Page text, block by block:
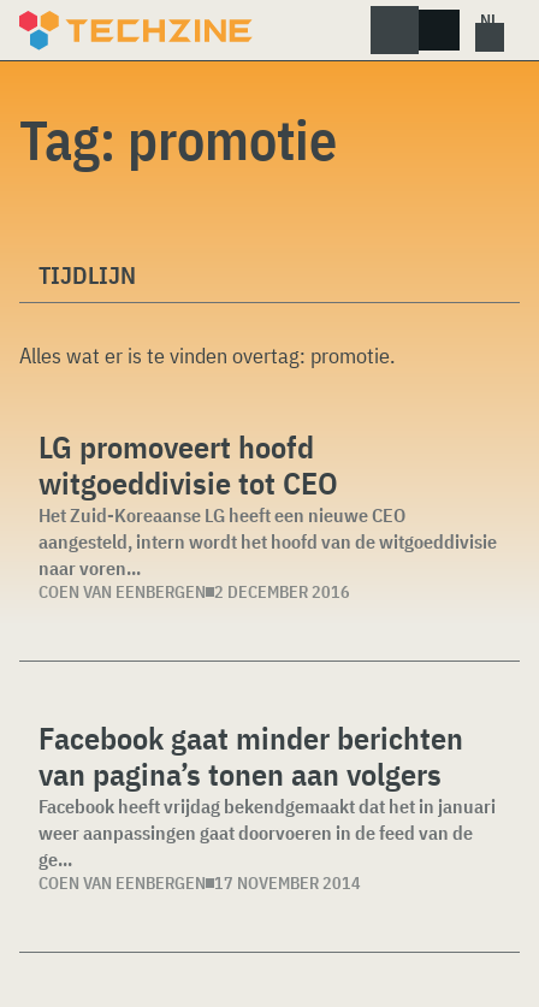
Skip
Tag: promotie
TIJDLIJN
Alles wat er is te vinden overtag: promotie.
LG promoveert hoofd
witgoeddivisie tot CEO
Het Zuid-Koreaanse LG heeft een nieuwe CEO
aangesteld, intern wordt het hoofd van de witgoeddivisie
naar voren...
COEN VAN EENBERGEN 2 DECEMBER 2016
Facebook gaat minder berichten
van pagina’s tonen aan volgers
Facebook heeft vrijdag bekendgemaakt dat het in januari
weer aanpassingen gaat doorvoeren in de feed van de
ge...
COEN VAN EENBERGEN 17 NOVEMBER 2014